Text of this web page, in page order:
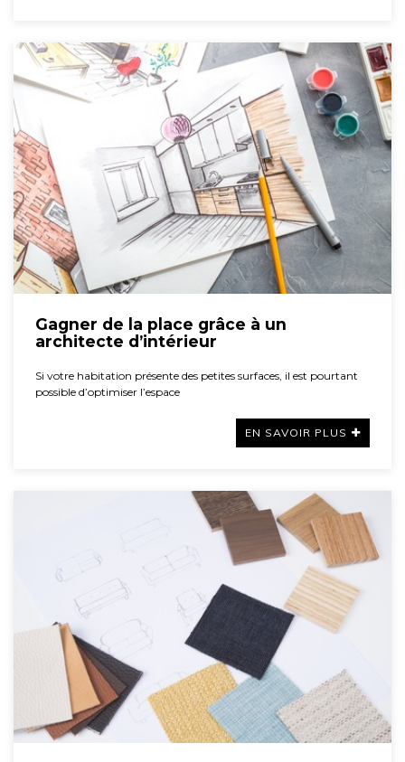
Gagner de la place grâce à un
architecte d’intérieur
Si votre habitation présente des petites surfaces, il est pourtant
possible d’optimiser l’espace
EN SAVOIR PLUS